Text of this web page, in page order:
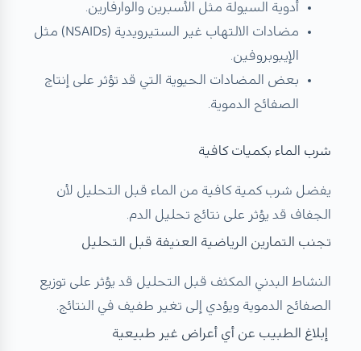
أدوية السيولة مثل الأسبرين والوارفارين.
مضادات الالتهاب غير الستيرويدية (NSAIDs) مثل
الإيبوبروفين.
بعض المضادات الحيوية التي قد تؤثر على إنتاج
الصفائح الدموية.
شرب الماء بكميات كافية
يفضل شرب كمية كافية من الماء قبل التحليل لأن
الجفاف قد يؤثر على نتائج تحليل الدم.
تجنب التمارين الرياضية العنيفة قبل التحليل
النشاط البدني المكثف قبل التحليل قد يؤثر على توزيع
الصفائح الدموية ويؤدي إلى تغير طفيف في النتائج.
إبلاغ الطبيب عن أي أعراض غير طبيعية